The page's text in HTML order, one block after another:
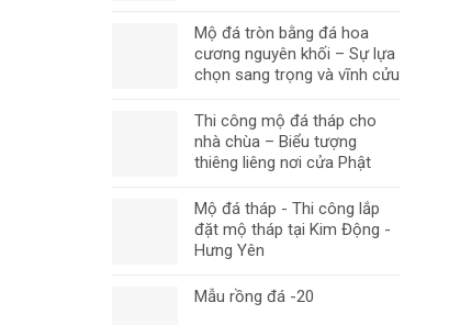
Mộ đá tròn bằng đá hoa
cương nguyên khối – Sự lựa
chọn sang trọng và vĩnh cửu
Thi công mộ đá tháp cho
nhà chùa – Biểu tượng
thiêng liêng nơi cửa Phật
Mộ đá tháp - Thi công lắp
đặt mộ tháp tại Kim Động -
Hưng Yên
Mẫu rồng đá -20